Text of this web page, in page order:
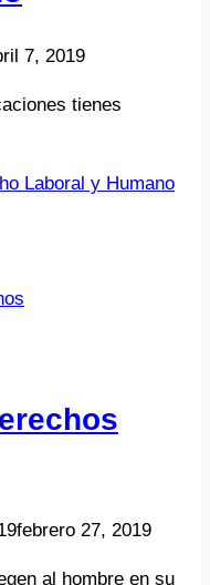
7, 2019
tienes
Laboral y Humano
febrero 27, 2019
al hombre en su